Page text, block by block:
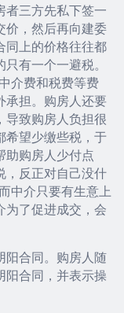
者三方先私下签一
价，然后再向建委
同上的价格往往都
有一个一避税。
介费和税费等费
承担。购房人还要
导致购房人负担很
希望少缴些税，于
助购房人少付点
，反正对自己没什
中介只要有生意上
为了促进成交，会
阳合同。购房人随
阳合同，并表示操